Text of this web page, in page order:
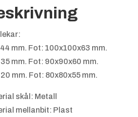
mm. Fot: 100x100x63 mm.
mm. Fot: 90x90x60 mm.
mm. Fot: 80x80x55 mm.
skål: Metall
mellanbit: Plast